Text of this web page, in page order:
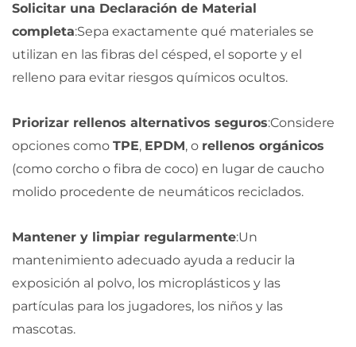
Solicitar una Declaración de Material
completa:Sepa exactamente qué materiales se
utilizan en las fibras del césped, el soporte y el
relleno para evitar riesgos químicos ocultos.
Priorizar rellenos alternativos seguros:Considere
opciones como TPE, EPDM, o rellenos orgánicos
(como corcho o fibra de coco) en lugar de caucho
molido procedente de neumáticos reciclados.
Mantener y limpiar regularmente:Un
mantenimiento adecuado ayuda a reducir la
exposición al polvo, los microplásticos y las
partículas para los jugadores, los niños y las
mascotas.